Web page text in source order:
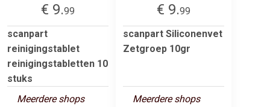
€ 9.99
scanpart
reinigingstablet
reinigingstabletten 10
stuks
Meerdere shops
€ 9.99
scanpart Siliconenvet
Zetgroep 10gr
Meerdere shops